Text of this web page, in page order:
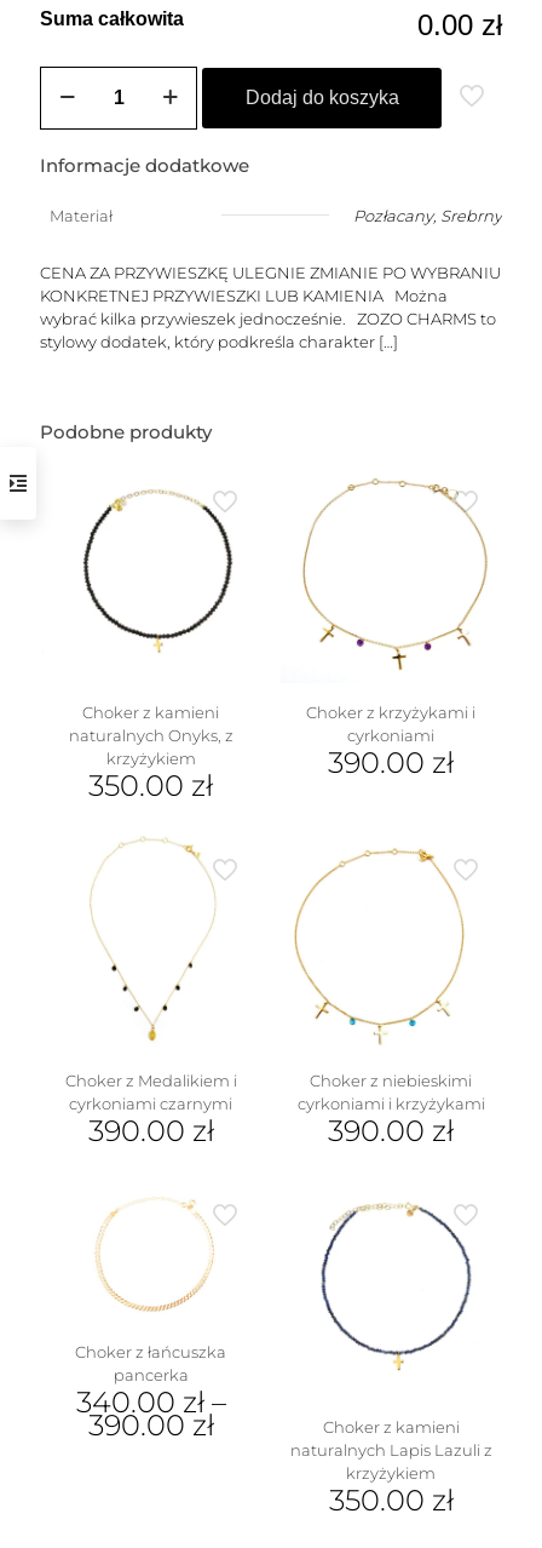
Suma całkowita 0.00 zł
ZOZO
Przywieszki
w
kształcie
zodiaku
-
do
wyboru
lub
bransoletki
Dodaj do koszyka
Informacje dodatkowe
Materiał Pozłacany, Srebrny
CENA ZA PRZYWIESZKĘ ULEGNIE ZMIANIE PO WYBRANIU
KONKRETNEJ PRZYWIESZKI LUB KAMIENIA Można
wybrać kilka przywieszek jednocześnie. ZOZO CHARMS to
stylowy dodatek, który podkreśla charakter […]
Podobne produkty
Choker z kamieni
naturalnych Onyks, z
krzyżykiem
350.00 zł
Choker z krzyżykami i
cyrkoniami
390.00 zł
Choker z Medalikiem i
cyrkoniami czarnymi
390.00 zł
Choker z niebieskimi
cyrkoniami i krzyżykami
390.00 zł
Choker z łańcuszka
pancerka
340.00 zł–
390.00 zł
Choker z kamieni
naturalnych Lapis Lazuli z
krzyżykiem
350.00 zł